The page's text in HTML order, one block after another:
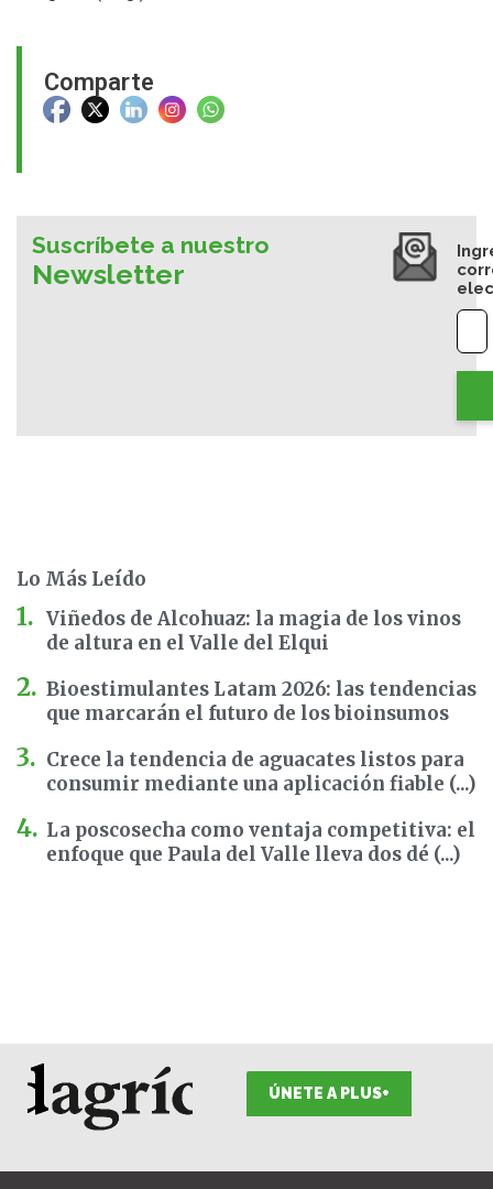
Comparte
Suscríbete a nuestro
Newsletter
Lo Más Leído
Viñedos de Alcohuaz: la magia de los vinos
de altura en el Valle del Elqui
Bioestimulantes Latam 2026: las tendencias
que marcarán el futuro de los bioinsumos
Crece la tendencia de aguacates listos para
consumir mediante una aplicación fiable (...)
La poscosecha como ventaja competitiva: el
enfoque que Paula del Valle lleva dos dé (...)
ÚNETE A PLUS+